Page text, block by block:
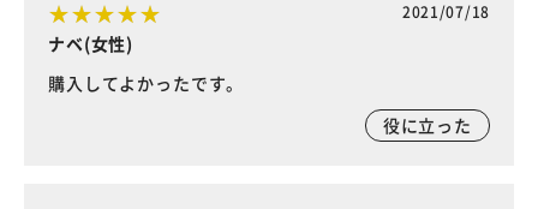
2021/07/18
ナベ(女性)
購入してよかったです。
役に立った